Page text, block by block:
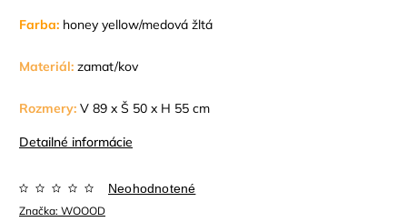
Farba: honey yellow/medová žltá
Materiál: zamat/kov
Rozmery: V 89 x Š 50 x H 55 cm
Detailné informácie
Značka: WOOOD
Neohodnotené